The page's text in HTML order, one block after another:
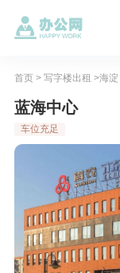
首页> 写字楼出租 >海淀
蓝海中心
车位充足